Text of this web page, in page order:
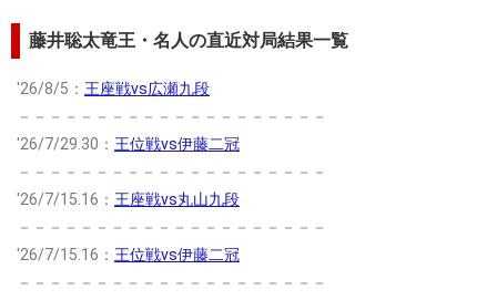
藤井聡太竜王・名人の直近対局結果一覧
'26/8/5： 王座戦vs広瀬九段
－－－－－－－－－－－－－－－－－－－－
'26/7/29.30： 王位戦vs伊藤二冠
－－－－－－－－－－－－－－－－－－－－
'26/7/15.16： 王座戦vs丸山九段
－－－－－－－－－－－－－－－－－－－－
'26/7/15.16： 王位戦vs伊藤二冠
－－－－－－－－－－－－－－－－－－－－